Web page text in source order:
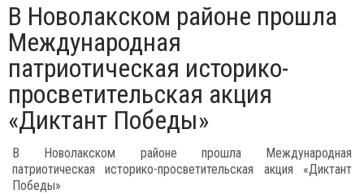
В Новолакском районе прошла
Международная
патриотическая историко-
просветительская акция
«Диктант Победы»
В Новолакском районе прошла Международная
патриотическая историко-просветительская акция «Диктант
Победы»